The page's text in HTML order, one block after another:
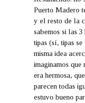
Puerto Madero
y el resto de la
sabemos si las
tipas (sí, tipas
misma idea
imaginamos que
era hermosa,
parecen todas
estuvo bueno